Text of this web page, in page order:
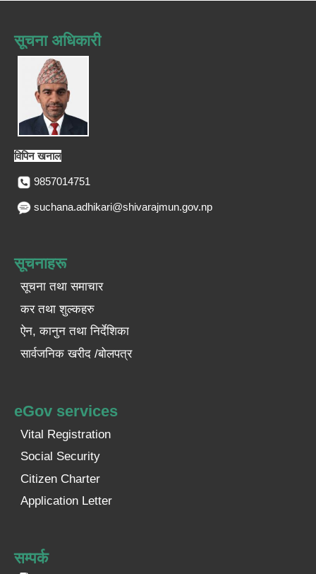
सूचना अधिकारी
विपिन खनाल
9857014751
suchana.adhikari@shivarajmun.gov.np
सूचनाहरू
सूचना तथा समाचार
कर तथा शुल्कहरु
ऐन, कानुन तथा निर्देशिका
सार्वजनिक खरीद /बोलपत्र
eGov services
Vital Registration
Social Security
Citizen Charter
Application Letter
सम्पर्क